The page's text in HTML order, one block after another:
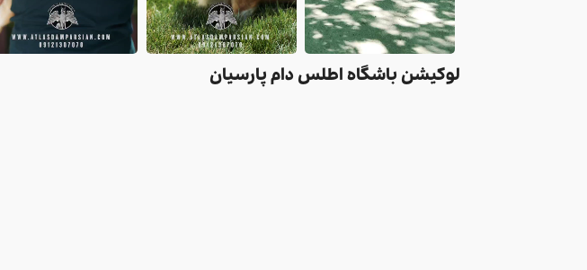
لوکیشن باشگاه اطلس دام پارسیان